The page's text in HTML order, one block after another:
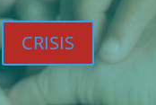
CRISIS